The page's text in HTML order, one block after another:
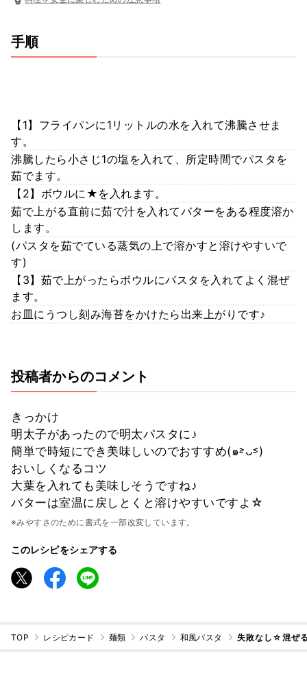
手順
【1】フライパンに1リットルの水を入れて沸騰させま
す。
沸騰したら小さじ1の塩を入れて、所定時間でパスタを
茹でます。
【2】ボウルに★を入れます。
茹で上がる直前に茹で汁を入れてバターをある程度溶か
します。
(パスタを茹でている蒸気の上で溶かすと溶けやすいで
す)
【3】茹で上がったらボウルにパスタを入れてよく混ぜ
ます。
お皿にうつし刻み海苔をかけたら出来上がりです♪
投稿者からのコメント
きっかけ
明太子があったので明太パスタに♪
簡単で時短にでき美味しいのでおすすめ(๑˃̵ᴗ˂̵)
おいしくなるコツ
大葉を入れても美味しそうですね♪
バターは室温に戻しとくと溶けやすいですよ☆
※みやすさのために書式を一部改変しています。
このレシピをシェアする
TOP レシピカード 麺類 パスタ 和風パスタ 失敗なし☆混ぜ